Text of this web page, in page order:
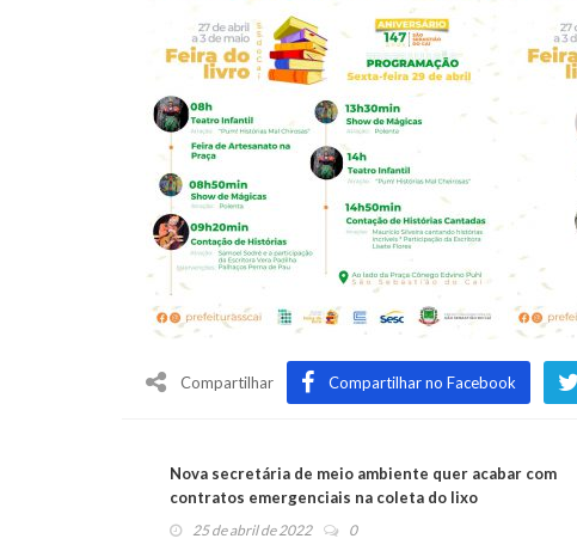
Compartilhar Compartilhar no Facebook
Nova secretária de meio ambiente quer acabar com
contratos emergenciais na coleta do lixo
25 de abril de 2022 0